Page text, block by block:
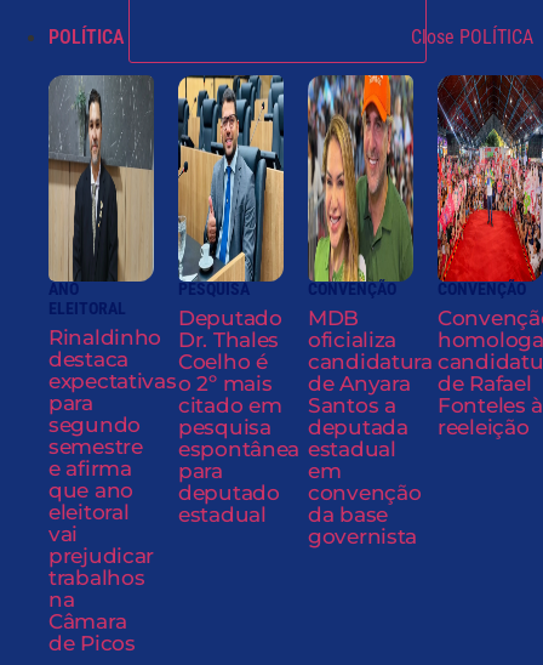
POLÍTICA Close POLÍTICA
ANO
ELEITORAL
Rinaldinho
destaca
expectativas
para
segundo
semestre
e afirma
que ano
eleitoral
vai
prejudicar
trabalhos
na
Câmara
de Picos
PESQUISA
Deputado
Dr. Thales
Coelho é
o 2º mais
citado em
pesquisa
espontânea
para
deputado
estadual
CONVENÇÃO
MDB
oficializa
candidatura
de Anyara
Santos a
deputada
estadual
em
convenção
da base
governista
CONVENÇÃO
homologa
de Rafael
Fonteles à
reeleição